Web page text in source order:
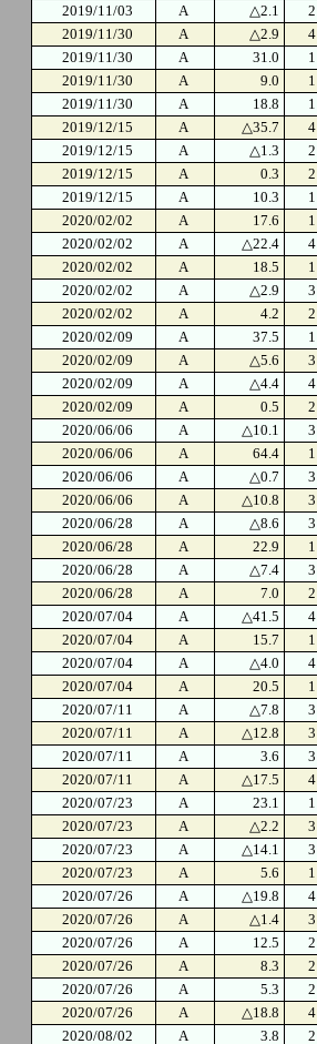
2019/11/03
A △2.1 2
2019/11/30
A △2.9 4
2019/11/30
A 31.0 1
2019/11/30
A 9.0 1
2019/11/30
A 18.8 1
2019/12/15
A △35.7 4
2019/12/15
A △1.3 2
2019/12/15
A 0.3 2
2019/12/15
A 10.3 1
2020/02/02
A 17.6 1
2020/02/02
A △22.4 4
2020/02/02
A 18.5 1
2020/02/02
A △2.9 3
2020/02/02
A 4.2 2
2020/02/09
A 37.5 1
2020/02/09
A △5.6 3
2020/02/09
A △4.4 4
2020/02/09
A 0.5 2
2020/06/06
A △10.1 3
2020/06/06
A 64.4 1
2020/06/06
A △0.7 3
2020/06/06
A △10.8 3
2020/06/28
A △8.6 3
2020/06/28
A 22.9 1
2020/06/28
A △7.4 3
2020/06/28
A 7.0 2
2020/07/04
A △41.5 4
2020/07/04
A 15.7 1
2020/07/04
A △4.0 4
2020/07/04
A 20.5 1
2020/07/11
A △7.8 3
2020/07/11
A △12.8 3
2020/07/11
A 3.6 3
2020/07/11
A △17.5 4
2020/07/23
A 23.1 1
2020/07/23
A △2.2 3
2020/07/23
A △14.1 3
2020/07/23
A 5.6 1
2020/07/26
A △19.8 4
2020/07/26
A △1.4 3
2020/07/26
A 12.5 2
2020/07/26
A 8.3 2
2020/07/26
A 5.3 2
2020/07/26
A △18.8 4
2020/08/02
A 3.8 2